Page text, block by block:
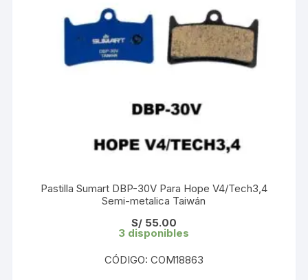
Pastilla Sumart DBP-30V Para Hope V4/Tech3,4
Semi-metalica Taiwán
S/55.00
3 disponibles
CÓDIGO: COM18863